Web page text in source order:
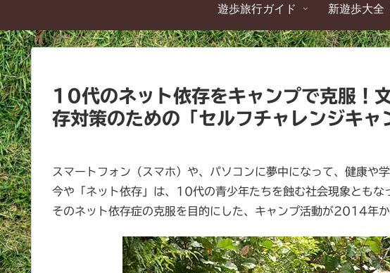
遊歩旅行ガイド 新遊歩大全
10代のネット依存をキャンプで克服！
存対策のための「セルフチャレンジキャ
スマートフォン（スマホ）や、パソコンに夢中になって、健康や
今や「ネット依存」は、10代の青少年たちを蝕む社会現象ともな
そのネット依存症の克服を目的にした、キャンプ活動が2014年か